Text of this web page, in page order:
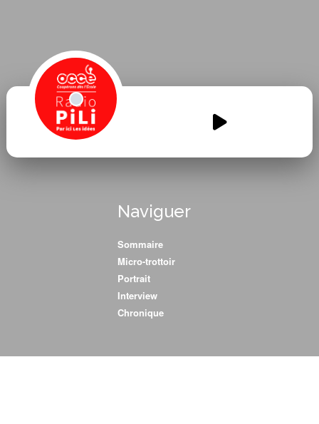
SPORT-SPORT-SPORT-5.mp3
Naviguer
Sommaire
Micro-trottoir
Portrait
Interview
Chronique